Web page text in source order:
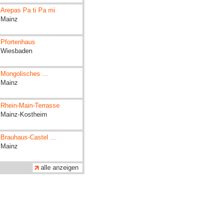
Arepas Pa ti Pa mi
Mainz
Pfortenhaus
Wiesbaden
Mongolisches ...
Mainz
Rhein-Main-Terrasse
Mainz-Kostheim
Brauhaus-Castel ...
Mainz
alle anzeigen